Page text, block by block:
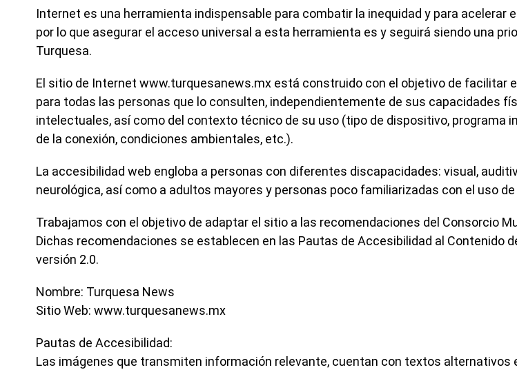
Internet es una herramienta indispensable para combatir la inequidad y para acelerar
por lo que asegurar el acceso universal a esta herramienta es y seguirá siendo una
Turquesa.
El sitio de Internet www.turquesanews.mx está construido con el objetivo de facilitar
para todas las personas que lo consulten, independientemente de sus capacidades
intelectuales, así como del contexto técnico de su uso (tipo de dispositivo, programa
de la conexión, condiciones ambientales, etc.).
La accesibilidad web engloba a personas con diferentes discapacidades: visual,
neurológica, así como a adultos mayores y personas poco familiarizadas con el uso
Trabajamos con el objetivo de adaptar el sitio a las recomendaciones del Consorcio
Dichas recomendaciones se establecen en las Pautas de Accesibilidad al Contenido
versión 2.0.
Nombre: Turquesa News
Sitio Web: www.turquesanews.mx
Pautas de Accesibilidad:
Las imágenes que transmiten información relevante, cuentan con textos alternativos